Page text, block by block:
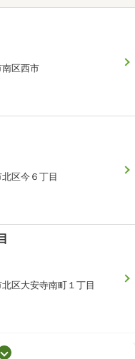
南区西市
区今６丁目
区大安寺南町１丁目